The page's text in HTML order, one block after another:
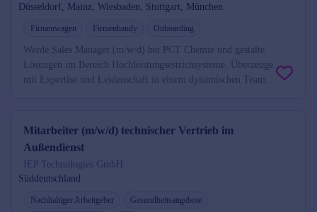
Düsseldorf, Mainz, Wiesbaden, Stuttgart, München
Firmenwagen Firmenhandy Onboarding
Werde Sales Manager (m/w/d) bei PCT Chemie und gestalte
Lösungen im Bereich Hochleistungsestrichsysteme. Überzeuge
mit Expertise und Leidenschaft in einem dynamischen Team.
Mitarbeiter (m/w/d) technischer Vertrieb im
Außendienst
IEP Technologies GmbH
Süddeutschland
Nachhaltiger Arbeitgeber
Gesundheitsangebote